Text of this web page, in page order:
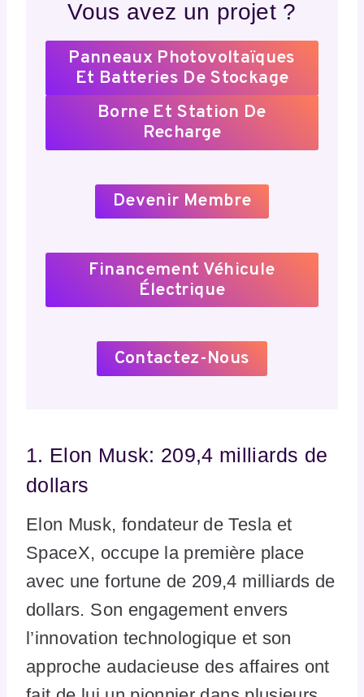
Vous avez un projet ?
Panneaux Photovoltaïques
Et Batteries De Stockage
Borne Et Station De
Recharge
Devenir Membre
Financement Véhicule
Électrique
Contactez-Nous
1. Elon Musk: 209,4 milliards de
dollars
Elon Musk, fondateur de Tesla et
SpaceX, occupe la première place
avec une fortune de 209,4 milliards de
dollars. Son engagement envers
l’innovation technologique et son
approche audacieuse des affaires ont